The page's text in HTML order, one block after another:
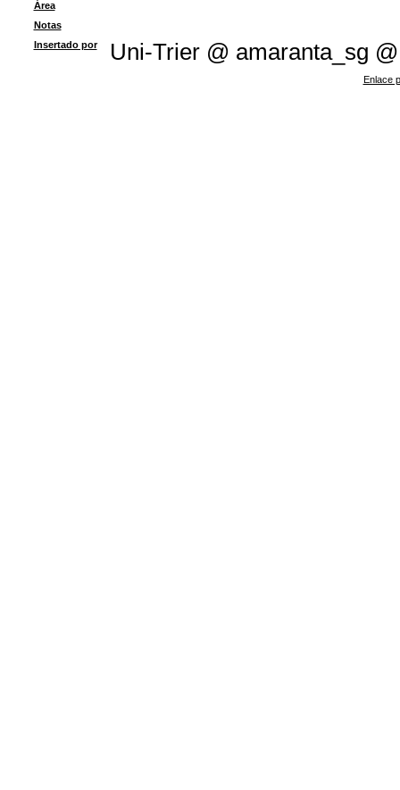
Área
Notas
Insertado por
Uni-Trier @ amaranta_sg @
Enlace